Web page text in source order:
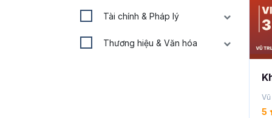
Tài chính & Pháp lý
Thương hiệu & Văn hóa
5